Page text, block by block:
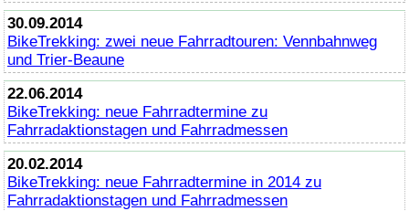
30.09.2014
BikeTrekking: zwei neue Fahrradtouren: Vennbahnweg
und Trier-Beaune
22.06.2014
BikeTrekking: neue Fahrradtermine zu
Fahrradaktionstagen und Fahrradmessen
20.02.2014
BikeTrekking: neue Fahrradtermine in 2014 zu
Fahrradaktionstagen und Fahrradmessen